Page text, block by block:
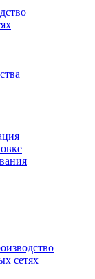
сетях